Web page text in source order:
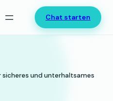
Chat starten
und unterhaltsames